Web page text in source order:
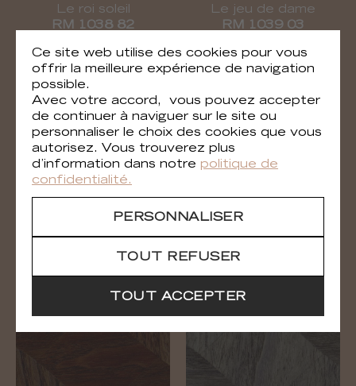
Le roi soleil
RM 1038 82
Le jeu de dame
RM 1039 03
Ce site web utilise des cookies pour vous
offrir la meilleure expérience de navigation
possible.
Avec votre accord, vous pouvez accepter
de continuer à naviguer sur le site ou
personnaliser le choix des cookies que vous
autorisez. Vous trouverez plus
d’information dans notre politique de
confidentialité.
PERSONNALISER
TOUT REFUSER
TOUT ACCEPTER